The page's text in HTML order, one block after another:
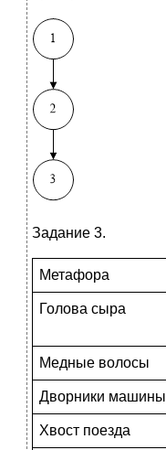
Задание 3.
Метафора
Голова сыра
Медные волосы
Дворники машины
Хвост поезда